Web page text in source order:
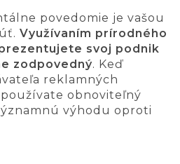
povedomie je vašou
Využívaním prírodného
svoj podnik
zodpovedný. Keď
reklamných
obnoviteľný
výhodu oproti